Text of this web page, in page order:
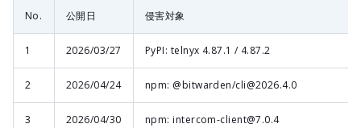
No. 公開日 侵害対象
1 2026/03/27 PyPI: telnyx 4.87.1 / 4.87.2
2 2026/04/24 npm: @bitwarden/cli@2026.4.0
3 2026/04/30 npm: intercom-client@7.0.4